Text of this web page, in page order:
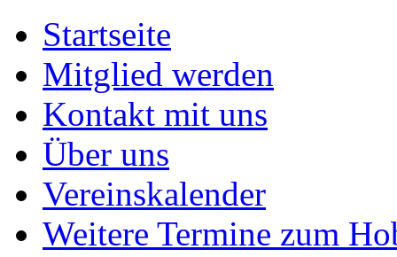
Startseite
Mitglied werden
Kontakt mit uns
Über uns
Vereinskalender
Weitere Termine zum